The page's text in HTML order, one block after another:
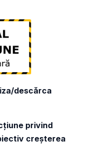
descărca
privind
creșterea